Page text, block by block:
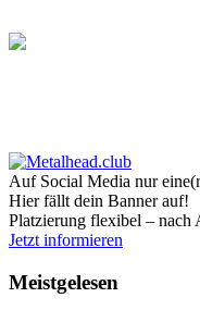
Auf Social Media nur
Hier fällt dein Banner auf!
Platzierung flexibel – nach
Jetzt informieren
Meistgelesen